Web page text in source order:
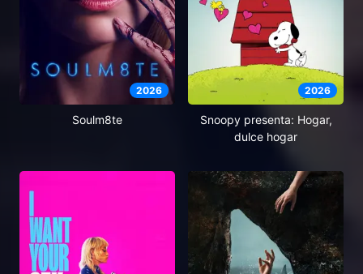
2026
Soulm8te
2026
Snoopy presenta: Hogar,
dulce hogar